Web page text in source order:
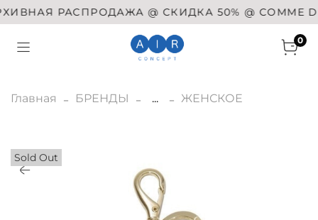
РАСПРОДАЖА @ СКИДКА 50% @ COMME DES
0
Главная БРЕНДЫ ... ЖЕНСКОЕ
Sold Out